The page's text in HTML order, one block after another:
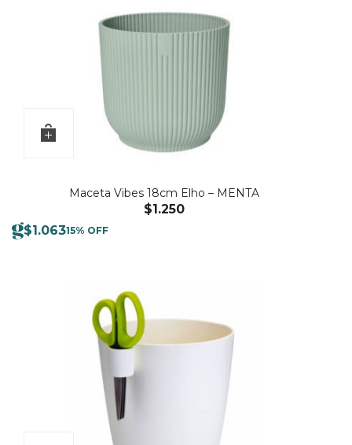
Maceta Vibes 18cm Elho – MENTA
$1.250
$1.06315% OFF